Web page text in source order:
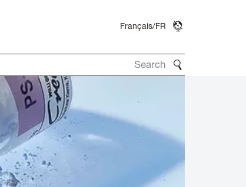
Français/FR
Search